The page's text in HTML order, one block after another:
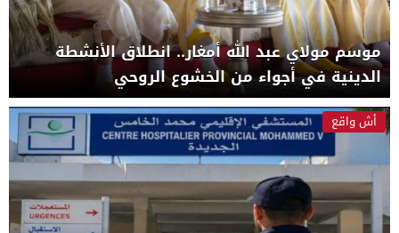
موسم مولاي عبد الله أمغار.. انطلاق الأنشطة
الدينية في أجواء من الخشوع الروحي
أش واقع